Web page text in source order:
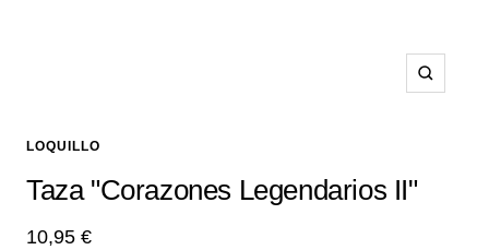
Zoom
LOQUILLO
Taza "Corazones Legendarios II"
Precio
10,95 €